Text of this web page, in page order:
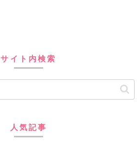
サイト内検索
人気記事